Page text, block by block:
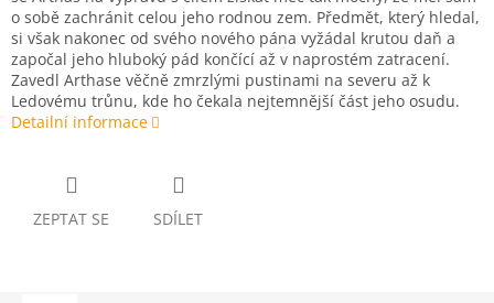
o sobě zachránit celou jeho rodnou zem. Předmět, který hledal,
si však nakonec od svého nového pána vyžádal krutou daň a
započal jeho hluboký pád končící až v naprostém zatracení.
Zavedl Arthase věčně zmrzlými pustinami na severu až k
Ledovému trůnu, kde ho čekala nejtemnější část jeho osudu.
Detailní informace
ZEPTAT SE SDÍLET